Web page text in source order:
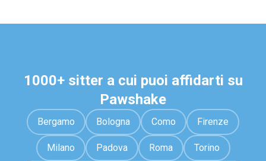
1000+ sitter a cui puoi affidarti su
Pawshake
Bergamo Bologna Como Firenze
Milano Padova Roma Torino